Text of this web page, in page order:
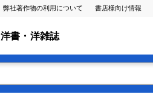
弊社著作物の利用について 書店様向け情報
洋書・洋雑誌